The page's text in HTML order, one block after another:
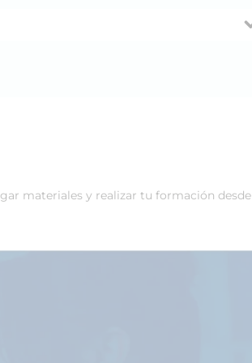
materiales y realizar tu formación desde